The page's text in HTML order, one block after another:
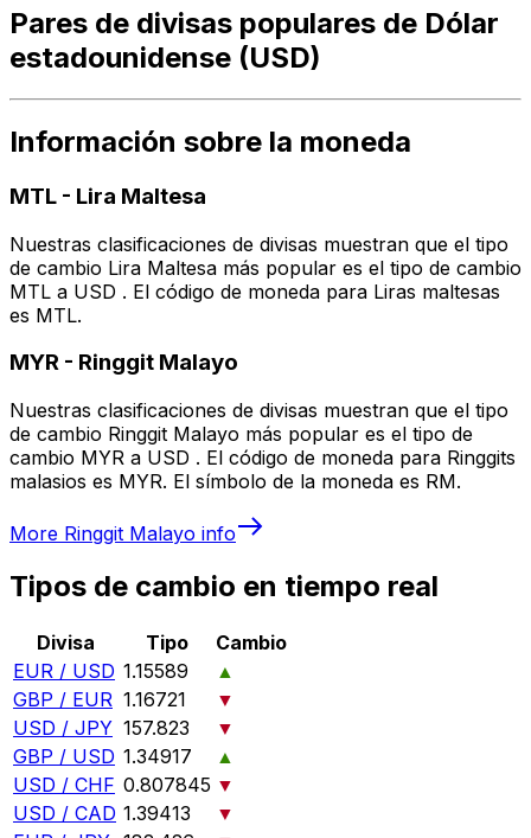
Pares de divisas populares de Dólar
estadounidense (USD)
Información sobre la moneda
MTL - Lira Maltesa
Nuestras clasificaciones de divisas muestran que el tipo
de cambio Lira Maltesa más popular es el tipo de cambio
MTL a USD . El código de moneda para Liras maltesas
es MTL.
MYR - Ringgit Malayo
Nuestras clasificaciones de divisas muestran que el tipo
de cambio Ringgit Malayo más popular es el tipo de
cambio MYR a USD . El código de moneda para Ringgits
malasios es MYR. El símbolo de la moneda es RM.
More Ringgit Malayo info
Tipos de cambio en tiempo real
Divisa Tipo
Cambio
EUR / USD 1.15589
▲
GBP / EUR 1.16721
▼
USD / JPY 157.823
▼
GBP / USD 1.34917
▲
USD / CHF 0.807845 ▼
USD / CAD 1.39413
▼